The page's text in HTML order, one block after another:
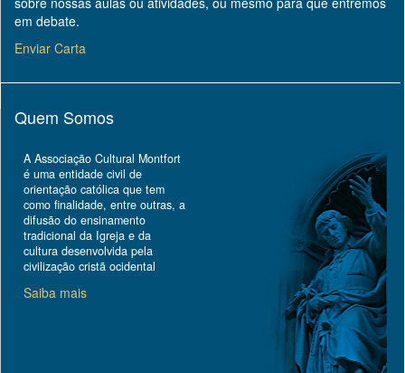
em debate.
Enviar Carta
Quem Somos
A Associação Cultural Montfort
é uma entidade civil de
orientação católica que tem
como finalidade, entre outras, a
difusão do ensinamento
tradicional da Igreja e da
cultura desenvolvida pela
civilização cristã ocidental
Saiba mais